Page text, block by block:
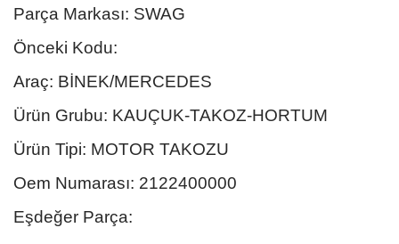
Parça Markası: SWAG
Önceki Kodu:
Araç: BİNEK/MERCEDES
Ürün Grubu: KAUÇUK-TAKOZ-HORTUM
Ürün Tipi: MOTOR TAKOZU
Oem Numarası: 2122400000
Eşdeğer Parça: